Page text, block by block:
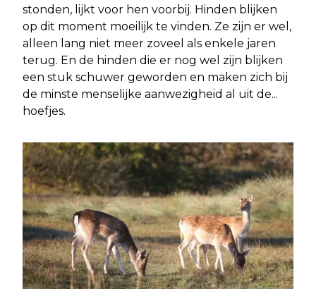
stonden, lijkt voor hen voorbij. Hinden blijken
op dit moment moeilijk te vinden. Ze zijn er wel,
alleen lang niet meer zoveel als enkele jaren
terug. En de hinden die er nog wel zijn blijken
een stuk schuwer geworden en maken zich bij
de minste menselijke aanwezigheid al uit de...
hoefjes.